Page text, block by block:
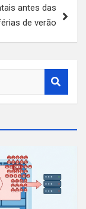
antes das
de verão